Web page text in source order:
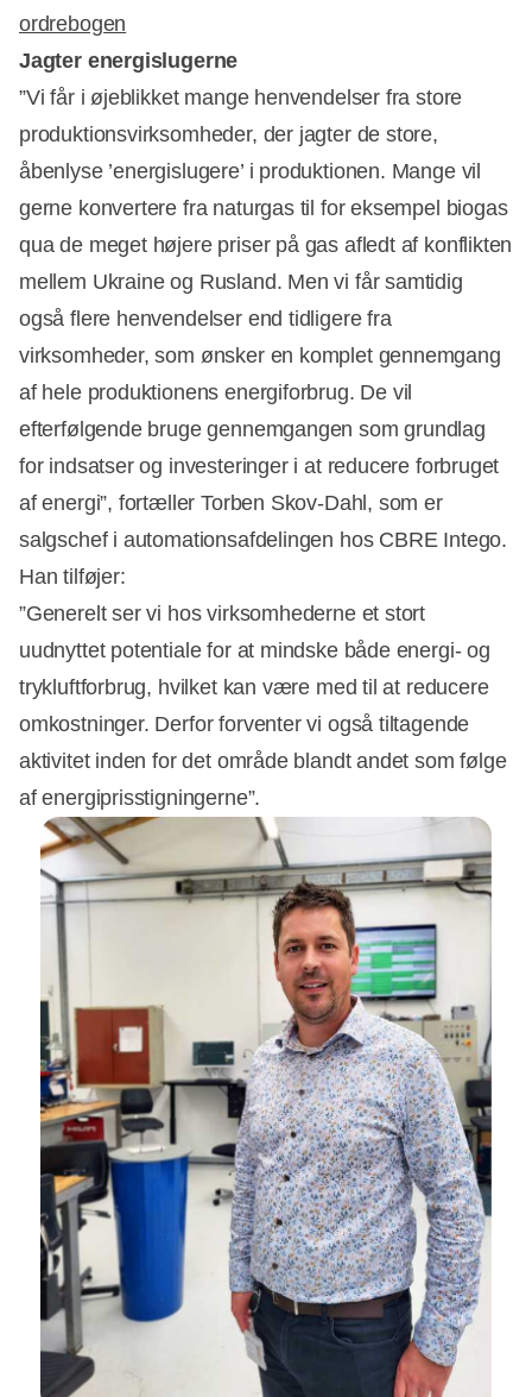
ordrebogen
Jagter energislugerne
”Vi får i øjeblikket mange henvendelser fra store
produktionsvirksomheder, der jagter de store,
åbenlyse ’energislugere’ i produktionen. Mange vil
gerne konvertere fra naturgas til for eksempel biogas
qua de meget højere priser på gas afledt af konflikten
mellem Ukraine og Rusland. Men vi får samtidig
også flere henvendelser end tidligere fra
virksomheder, som ønsker en komplet gennemgang
af hele produktionens energiforbrug. De vil
efterfølgende bruge gennemgangen som grundlag
for indsatser og investeringer i at reducere forbruget
af energi”, fortæller Torben Skov-Dahl, som er
salgschef i automationsafdelingen hos CBRE Intego.
Han tilføjer:
”Generelt ser vi hos virksomhederne et stort
uudnyttet potentiale for at mindske både energi- og
trykluftforbrug, hvilket kan være med til at reducere
omkostninger. Derfor forventer vi også tiltagende
aktivitet inden for det område blandt andet som følge
af energiprisstigningerne”.